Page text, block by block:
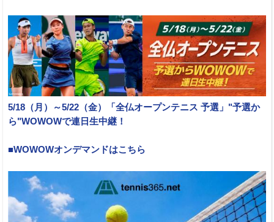
5/18（月）～5/22（金）「全仏オープンテニス 予選」"予選か
ら"WOWOWで連日生中継！
■WOWOWオンデマンドはこちら